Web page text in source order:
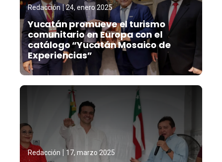
Redacción 24, enero 2025
Yucatán promueve el turismo
comunitario en Europa con el
catálogo “Yucatán Mosaico de
Experiencias”
Redacción 17, marzo 2025